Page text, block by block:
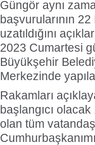
Güngör aynı
başvurularının
uzatıldığını
2023 Cumartesi
Büyükşehir
Merkezinde
Rakamları
başlangıcı
olan tüm